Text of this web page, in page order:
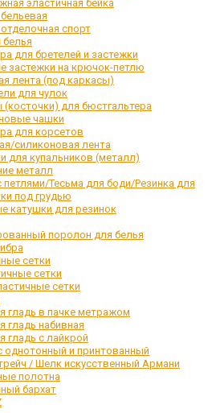
эластичная бейка
спорт
для бретелей и застежки
застежки на крючок-петлю
лента (под каркасы)
для чулок
(косточки) для бюстгальтера
чашки
для корсетов
силиконовая лента
для купальников (металл)
металл
петлями/Тесьма для боди/Резинка для
под грудью
катушки для резинок
поролон для белья
сетки
сетки
сетки
гладь в пачке метражом
гладь набивная
гладь с лайкрой
однотонный и принтованный
/ Шелк искусственный Армани
полотна
бархат